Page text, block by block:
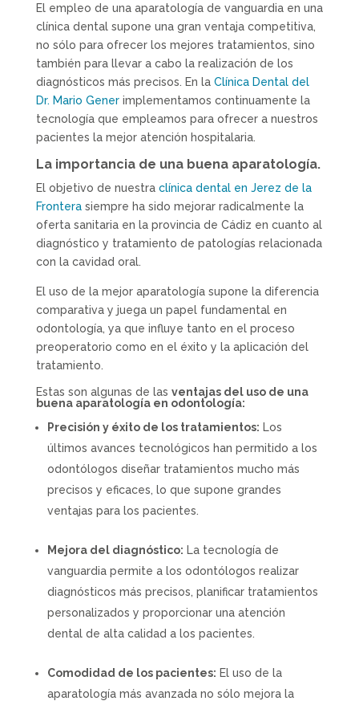
El empleo de una aparatología de vanguardia en una
clínica dental supone una gran ventaja competitiva,
no sólo para ofrecer los mejores tratamientos, sino
también para llevar a cabo la realización de los
diagnósticos más precisos. En la Clínica Dental del
Dr. Mario Gener implementamos continuamente la
tecnología que empleamos para ofrecer a nuestros
pacientes la mejor atención hospitalaria.
La importancia de una buena aparatología.
El objetivo de nuestra clínica dental en Jerez de la
Fronterasiempre ha sido mejorar radicalmente la
oferta sanitaria en la provincia de Cádiz en cuanto al
diagnóstico y tratamiento de patologías relacionada
con la cavidad oral.
El uso de la mejor aparatología supone la diferencia
comparativa y juega un papel fundamental en
odontología, ya que influye tanto en el proceso
preoperatorio como en el éxito y la aplicación del
tratamiento.
Estas son algunas de las ventajas del uso de una
buena aparatología en odontología:
Precisión y éxito de los tratamientos: Los
últimos avances tecnológicos han permitido a los
odontólogos diseñar tratamientos mucho más
precisos y eficaces, lo que supone grandes
ventajas para los pacientes.
Mejora del diagnóstico: La tecnología de
vanguardia permite a los odontólogos realizar
diagnósticos más precisos, planificar tratamientos
personalizados y proporcionar una atención
dental de alta calidad a los pacientes.
Comodidad de los pacientes: El uso de la
aparatología más avanzada no sólo mejora la